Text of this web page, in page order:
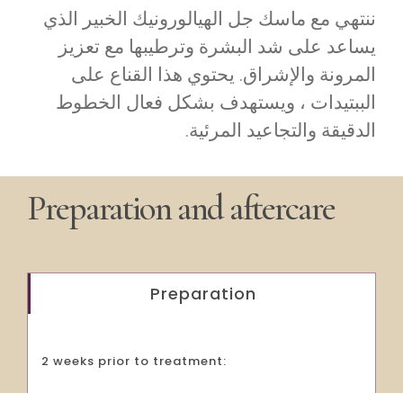
ننتهي مع ماسك جل الهيالورونيك الخبير الذي
يساعد على شد البشرة وترطيبها مع تعزيز
المرونة والإشراق. يحتوي هذا القناع على
الببتيدات ، ويستهدف بشكل فعال الخطوط
الدقيقة والتجاعيد المرئية.
Preparation and aftercare
Preparation
2 weeks prior to treatment: